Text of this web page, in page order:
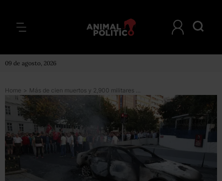
09 de agosto, 2026
Home > Más de cien muertos y 2,900 militares detenidos tras intento de golpe de Estado en Turquía